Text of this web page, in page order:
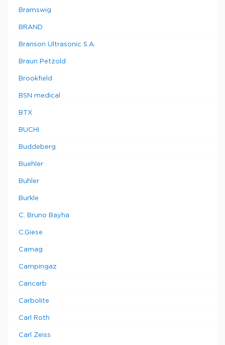
Bramswig
BRAND
Branson Ultrasonic S.A.
Braun Petzold
Brookfield
BSN medical
BTX
BUCHI
Buddeberg
Buehler
Buhler
Burkle
C. Bruno Bayha
C.Giese
Camag
Campingaz
Cancarb
Carbolite
Carl Roth
Carl Zeiss